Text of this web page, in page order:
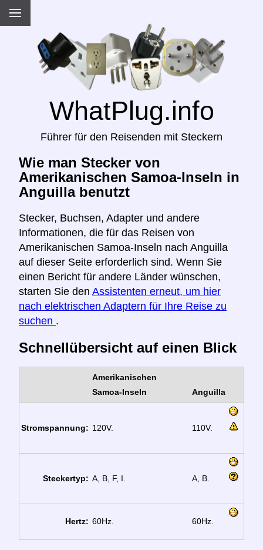
WhatPlug.info
Führer für den Reisenden mit Steckern
Wie man Stecker von
Amerikanischen Samoa-Inseln in
Anguilla benutzt
Stecker, Buchsen, Adapter und andere
Informationen, die für das Reisen von
Amerikanischen Samoa-Inseln nach Anguilla
auf dieser Seite erforderlich sind. Wenn Sie
einen Bericht für andere Länder wünschen,
starten Sie den Assistenten erneut, um hier
nach elektrischen Adaptern für Ihre Reise zu
suchen .
Schnellübersicht auf einen Blick
Amerikanischen
Samoa-Inseln
Anguilla
Stromspannung: 120V. 110V.
Steckertyp: A, B, F, I. A, B.
Hertz: 60Hz. 60Hz.